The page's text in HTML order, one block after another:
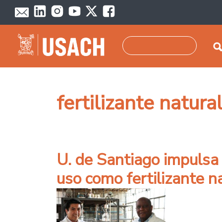
Pasar al contenido principal
fertilizante natural
U. de Santiago
uso como fertilizante